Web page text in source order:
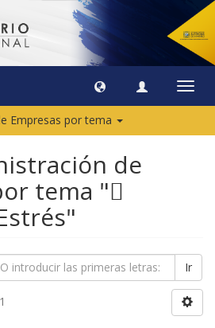
Empresas por tema
de
tema "
Ir